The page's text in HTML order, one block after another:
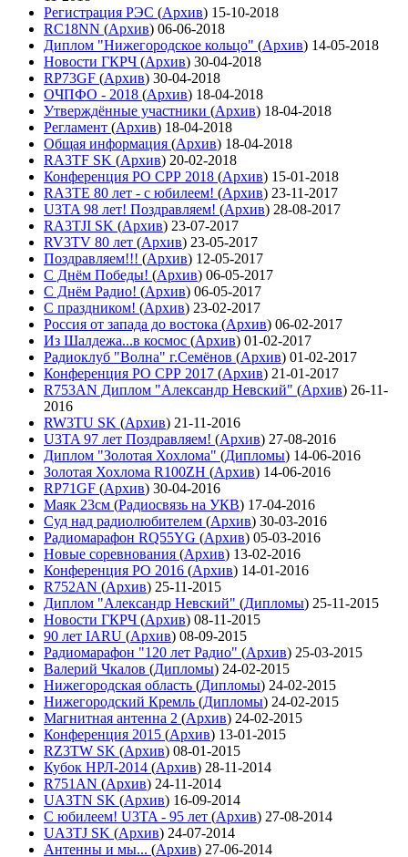
Регистрация РЭС (Архив) 15-10-2018
RC18NN (Архив) 06-06-2018
Диплом "Нижегородское кольцо" (Архив) 14-05-2018
Новости ГКРЧ (Архив) 30-04-2018
RP73GF (Архив) 30-04-2018
ОЧПФО - 2018 (Архив) 18-04-2018
Утверждённые участники (Архив) 18-04-2018
Регламент (Архив) 18-04-2018
Общая информация (Архив) 18-04-2018
RA3TF SK (Архив) 20-02-2018
Конференция РО СРР 2018 (Архив) 15-01-2018
RA3TE 80 лет - с юбилеем! (Архив) 23-11-2017
U3TA 98 лет! Поздравляем! (Архив) 28-08-2017
RA3TJI SK (Архив) 23-07-2017
RV3TV 80 лет (Архив) 23-05-2017
Поздравляем!!! (Архив) 12-05-2017
С Днём Победы! (Архив) 06-05-2017
С Днём Радио! (Архив) 06-05-2017
С праздником! (Архив) 23-02-2017
Россия от запада до востока (Архив) 06-02-2017
Из Шалдежа...в космос (Архив) 01-02-2017
Радиоклуб "Волна" г.Семёнов (Архив) 01-02-2017
Конференция РО СРР 2017 (Архив) 21-01-2017
R753AN Диплом "Александр Невский" (Архив) 26-11-
2016
RW3TU SK (Архив) 21-11-2016
U3TA 97 лет Поздравляем! (Архив) 27-08-2016
Диплом "Золотая Хохлома" (Дипломы) 14-06-2016
Золотая Хохлома R100ZH (Архив) 14-06-2016
RP71GF (Архив) 30-04-2016
Маяк 23см (Радиосвязь на УКВ) 17-04-2016
Суд над радиолюбителем (Архив) 30-03-2016
Радиомарафон RQ55YG (Архив) 05-03-2016
Новые соревнования (Архив) 13-02-2016
Конференция РО 2016 (Архив) 14-01-2016
R752AN (Архив) 25-11-2015
Диплом "Александр Невский" (Дипломы) 25-11-2015
Новости ГКРЧ (Архив) 08-11-2015
90 лет IARU (Архив) 08-09-2015
Радиомарафон "120 лет Радио" (Архив) 25-03-2015
Валерий Чкалов (Дипломы) 24-02-2015
Нижегородская область (Дипломы) 24-02-2015
Нижегородский Кремль (Дипломы) 24-02-2015
Магнитная антенна 2 (Архив) 24-02-2015
Конференция 2015 (Архив) 13-01-2015
RZ3TW SK (Архив) 08-01-2015
Кубок НРЛ-2014 (Архив) 28-11-2014
R751AN (Архив) 24-11-2014
UA3TN SK (Архив) 16-09-2014
С юбилеем! U3TA - 95 лет (Архив) 27-08-2014
UA3TJ SK (Архив) 24-07-2014
Антенны и мы... (Архив) 27-06-2014